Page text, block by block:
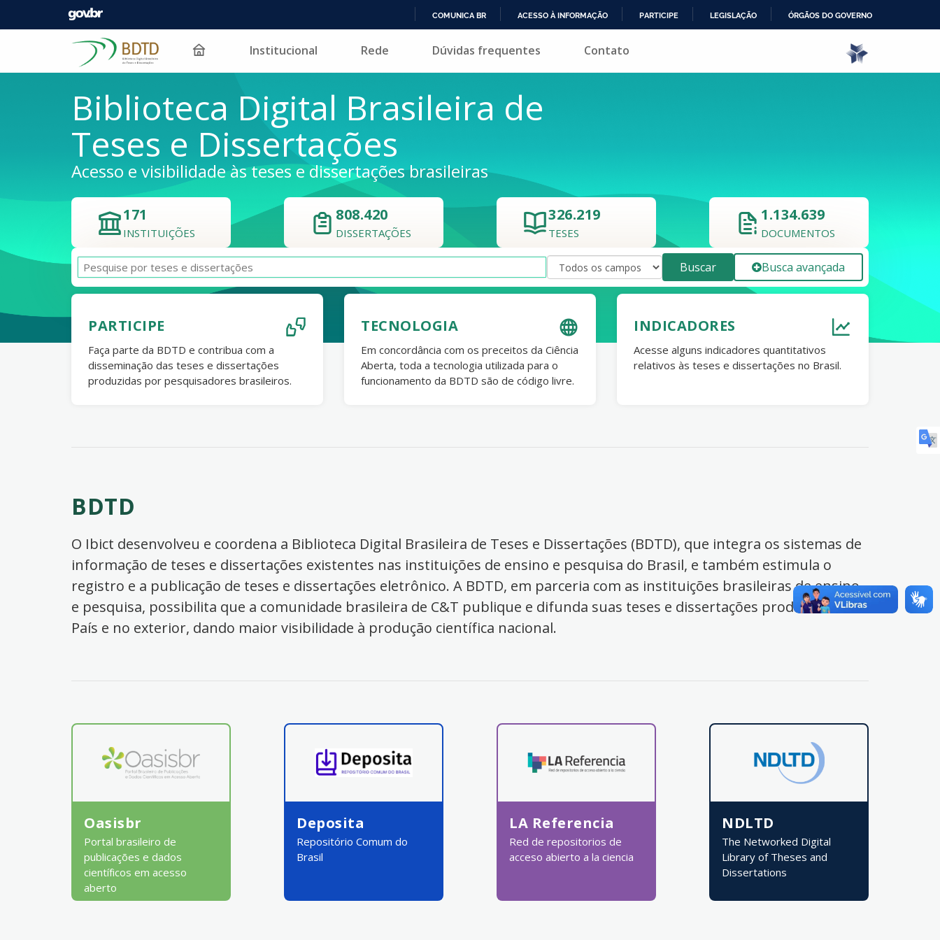
PARA
COMUNICA BR ACESSO À INFORMAÇÃO PARTICIPE LEGISLAÇÃO ÓRGÃOS DO GOVERNO
Pular para o conteúdo Institucional Rede Dúvidas frequentes Contato
Biblioteca Digital Brasileira de
Teses e Dissertações
Acesso e visibilidade às teses e dissertações brasileiras
171
INSTITUIÇÕES
808.420
DISSERTAÇÕES
326.219
TESES
1.134.639
DOCUMENTOS
Buscar Busca avançada
PARTICIPE
Faça parte da BDTD e contribua com a
disseminação das teses e dissertações
produzidas por pesquisadores brasileiros.
TECNOLOGIA
Em concordância com os preceitos da Ciência
Aberta, toda a tecnologia utilizada para o
funcionamento da BDTD são de código livre.
INDICADORES
Acesse alguns indicadores quantitativos
relativos às teses e dissertações no Brasil.
BDTD
O Ibict desenvolveu e coordena a Biblioteca Digital Brasileira de Teses e Dissertações (BDTD), que integra os sistemas de
informação de teses e dissertações existentes nas instituições de ensino e pesquisa do Brasil, e também estimula o
registro e a publicação de teses e dissertações eletrônico. A BDTD, em parceria com as instituições brasileiras de ensino
e pesquisa, possibilita que a comunidade brasileira de C&T publique e difunda suas teses e dissertações produzidas no
País e no exterior, dando maior visibilidade à produção científica nacional.
Oasisbr
Portal brasileiro de
publicações e dados
científicos em acesso
aberto
Deposita
Repositório Comum do
Brasil
LA Referencia
Red de repositorios de
acceso abierto a la ciencia
NDLTD
The Networked Digital
Library of Theses and
Dissertations